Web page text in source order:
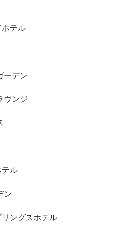
ホテル
ーデン
ウンジ
テル
ン
ングスホテル